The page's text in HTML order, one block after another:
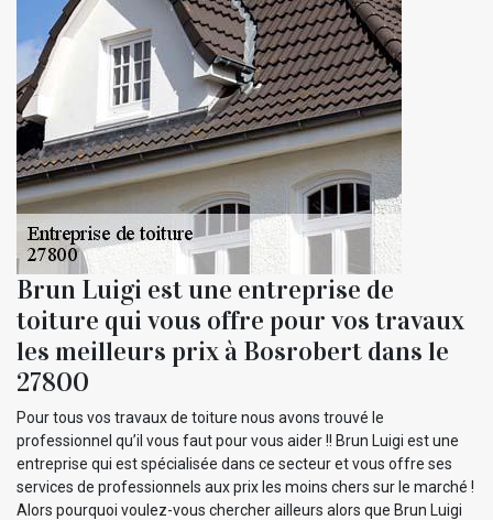
Brun Luigi est une entreprise de
toiture qui vous offre pour vos travaux
les meilleurs prix à Bosrobert dans le
27800
Pour tous vos travaux de toiture nous avons trouvé le
professionnel qu’il vous faut pour vous aider !! Brun Luigi est une
entreprise qui est spécialisée dans ce secteur et vous offre ses
services de professionnels aux prix les moins chers sur le marché !
Alors pourquoi voulez-vous chercher ailleurs alors que Brun Luigi